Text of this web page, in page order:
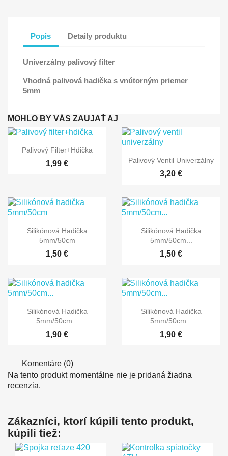
Popis Detaily produktu
Univerzálny palivový filter
Vhodná palivová hadička s vnútorným priemer
5mm
MOHLO BY VÁS ZAUJAŤ AJ
 Rýchly náhľad
Palivový Filter+hdička
1,99 €  Rýchly náhľad
Palivový Ventil Univerzálny
3,20 €
 Rýchly náhľad
Silikónová Hadička
5mm/50cm
1,50 €
 Rýchly náhľad
Silikónová Hadička
5mm/50cm...
1,50 €
 Rýchly náhľad
Silikónová Hadička
5mm/50cm...
1,90 €
 Rýchly náhľad
Silikónová Hadička
5mm/50cm...
1,90 €
Komentáre (0)
Na tento produkt momentálne nie je pridaná žiadna
recenzia.
Zákazníci, ktorí kúpili tento produkt,
kúpili tiež: